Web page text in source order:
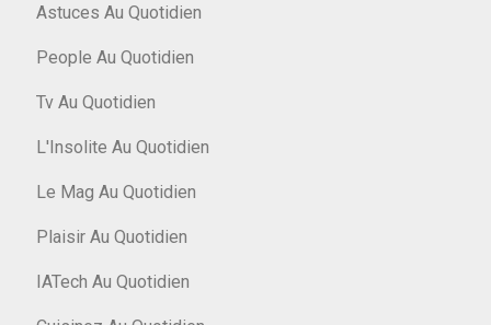
Astuces Au Quotidien
People Au Quotidien
Tv Au Quotidien
L'Insolite Au Quotidien
Le Mag Au Quotidien
Plaisir Au Quotidien
IATech Au Quotidien